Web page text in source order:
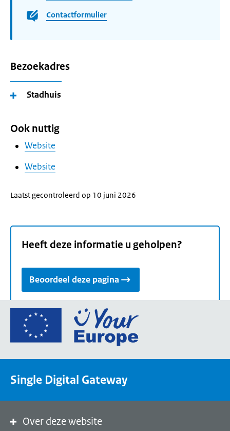
Contactformulier
Bezoekadres
Stadhuis
Ook nuttig
Website
Website
Laatst gecontroleerd op 10 juni 2026
Heeft deze informatie u geholpen?
Beoordeel deze pagina
Ga
de
een
Single Digital Gateway
Over deze website